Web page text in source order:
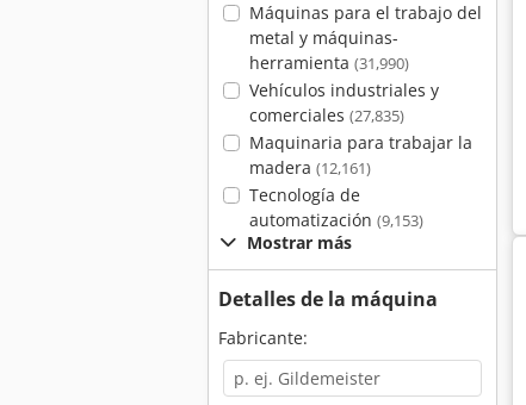
Máquinas para el trabajo del
metal y máquinas-
herramienta (31,990)
Vehículos industriales y
comerciales (27,835)
Maquinaria para trabajar la
madera (12,161)
Tecnología de
automatización (9,153)
Mostrar más
Detalles de la máquina
Fabricante: